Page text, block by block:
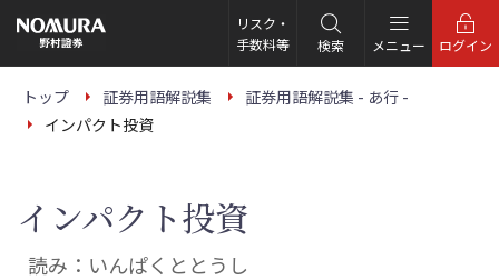
の
ー
リスク・
手数料等
検索 メニュー ログイン
トップ 証券用語解説集
証券用語解説集 - あ行 -
インパクト投資
インパクト投資
読み：いんぱくととうし